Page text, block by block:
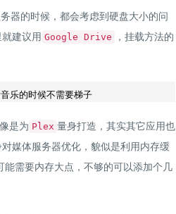
器的时候，都会考虑到硬盘大小的问
建议用 Google Drive
，挂载方法的
是为 Plex 量身打造，其实其它应用也
媒体服务器优化，貌似是利用内存缓
能需要内存大点，不够的可以添加个几